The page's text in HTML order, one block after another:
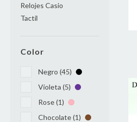
Relojes Casio
Tactil
Color
Negro (45)
Violeta (5)
Rose (1)
Chocolate (1)